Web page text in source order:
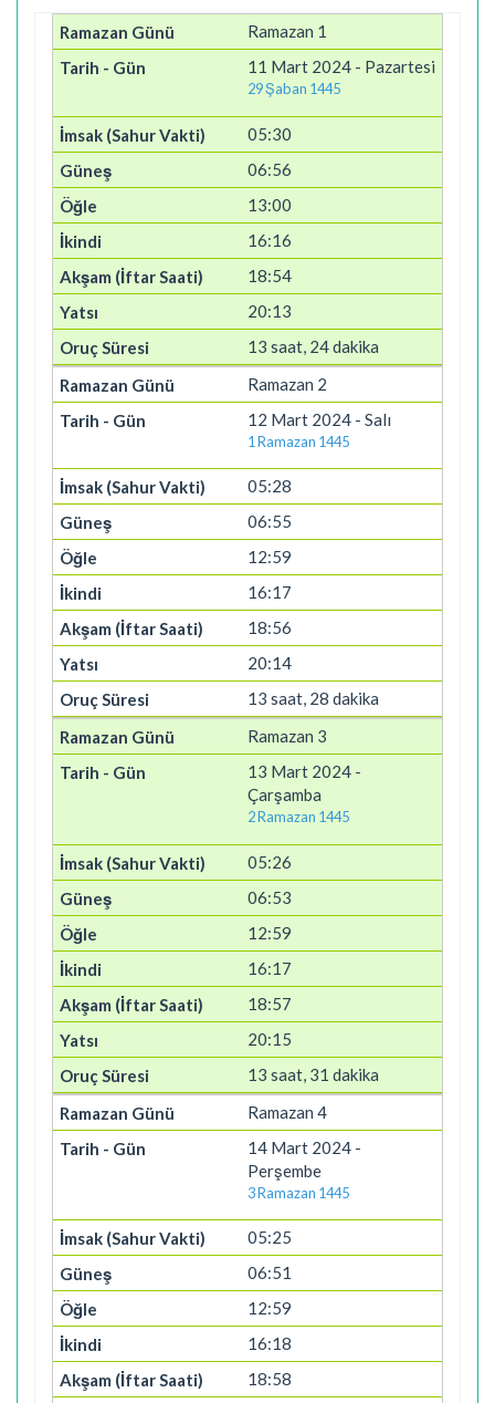
Ramazan 1
11 Mart 2024 - Pazartesi
29 Şaban 1445
05:30
06:56
13:00
16:16
18:54
20:13
13 saat, 24 dakika
Ramazan 2
12 Mart 2024 - Salı
1 Ramazan 1445
05:28
06:55
12:59
16:17
18:56
20:14
13 saat, 28 dakika
Ramazan 3
13 Mart 2024 -
Çarşamba
2 Ramazan 1445
05:26
06:53
12:59
16:17
18:57
20:15
13 saat, 31 dakika
Ramazan 4
14 Mart 2024 -
Perşembe
3 Ramazan 1445
05:25
06:51
12:59
16:18
18:58